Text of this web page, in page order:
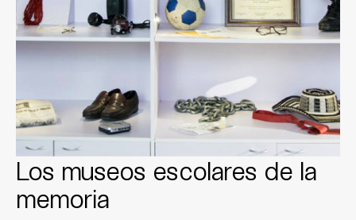
Los museos escolares de la
memoria